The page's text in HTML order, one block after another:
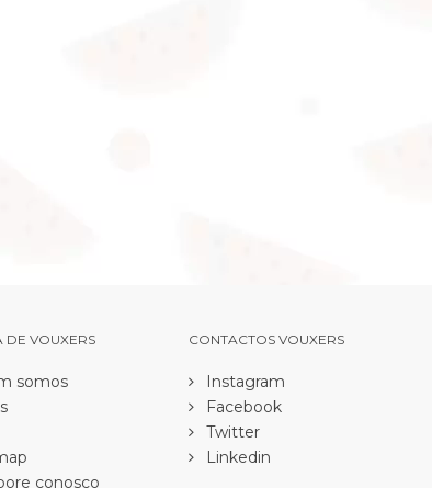
DE VOUXERS
somos
conosco
CONTACTOS VOUXERS
Instagram
Facebook
Twitter
Linkedin